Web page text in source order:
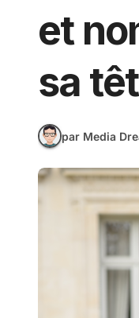
et
sa
par Media